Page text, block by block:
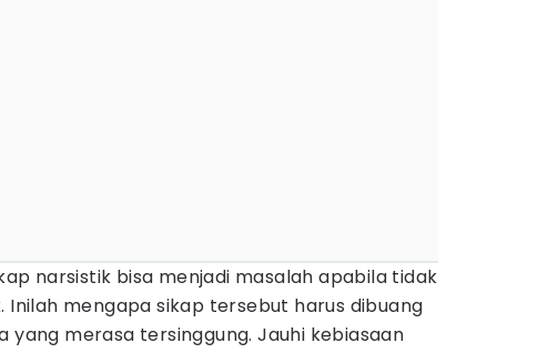
narsistik bisa menjadi masalah apabila tidak
Inilah mengapa sikap tersebut harus dibuang
yang merasa tersinggung. Jauhi kebiasaan